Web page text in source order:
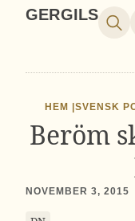
GERGILS
HEM |SVENSK
Beröm
NOVEMBER 3, 2015